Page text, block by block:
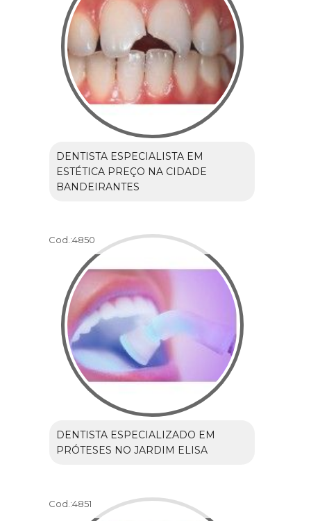
DENTISTA ESPECIALISTA EM
ESTÉTICA PREÇO NA CIDADE
BANDEIRANTES
Cod.:4850
DENTISTA ESPECIALIZADO EM
PRÓTESES NO JARDIM ELISA
Cod.:4851